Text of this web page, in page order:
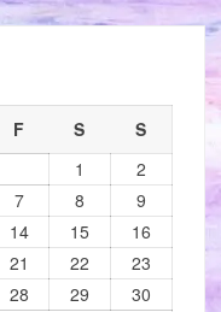
F S
S
1
2
7 8
9
14 15
16
21 22
23
28 29
30